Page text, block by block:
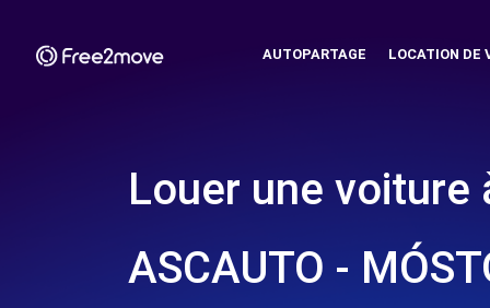
AUTOPARTAGE LOCATION DE
Louer une voiture
ASCAUTO -